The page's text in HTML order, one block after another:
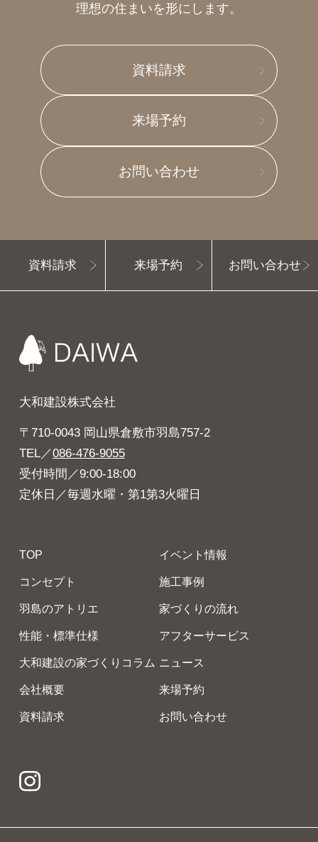
理想の住まいを形にします。
資料請求
来場予約
お問い合わせ
資料請求 来場予約 お問い合わせ
大和建設株式会社
〒710-0043 岡山県倉敷市羽島757-2
TEL／086-476-9055
受付時間／9:00-18:00
定休日／毎週水曜・第1第3火曜日
TOP イベント情報
コンセプト 施工事例
羽島のアトリエ 家づくりの流れ
性能・標準仕様 アフターサービス
大和建設の家づくりコラム ニュース
会社概要 来場予約
資料請求 お問い合わせ